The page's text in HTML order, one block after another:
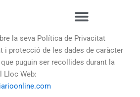
la seva Política de Privacitat
i protecció de les dades de caràcter
puguin ser recollides durant la
Lloc Web: